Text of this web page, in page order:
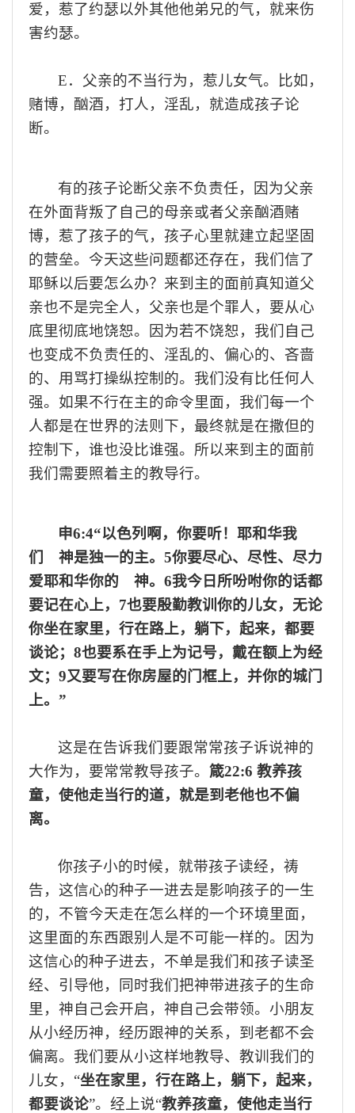
爱，惹了约瑟以外其他他弟兄的气，就来伤
害约瑟。
E．父亲的不当行为，惹儿女气。比如，
赌博，酗酒，打人，淫乱，就造成孩子论
断。
有的孩子论断父亲不负责任，因为父亲
在外面背叛了自己的母亲或者父亲酗酒赌
博，惹了孩子的气， 孩子心里就建立起坚固
的营垒。 今天这些问题都还存在， 我们信了
耶稣以后要怎么办？来到主的面前真知道父
亲也不是完全人，父亲也是个罪人，要从心
底里彻底地饶恕。 因为若不饶恕 ，我们自己
也变成不负责任的、 淫乱的、 偏心的、 吝啬
的、 用骂打操纵控制的。我们没有比任何人
强。 如果不行在主的命令里面， 我们每一个
人都是在世界的法则下，最终就是在撒但的
控制下，谁也没比谁强。 所以来到 主的面前
我们需要照着主的教导行。
申6:4“以色列啊，你要听！耶和华我
们 神是独一的主。5你要尽心、尽性、尽力
爱耶和华你的 神。6我今日所吩咐你的话都
要记在心上，7也要殷勤教训你的儿女，无论
你坐在家里，行在路上，躺下，起来，都要
谈论；8也要系在手上为记号，戴在额上为经
文；9又要写在你房屋的门框上，并你的城门
上。”
这是在告诉我们要跟常常孩子诉说神的
大作为 ， 要常常教导孩子。 箴22:6 教养孩
童，使他走当行的道，就是到老他也不偏
离。
你孩子小的时候，就带孩子读经，祷
告， 这信心的种子一进去是影响孩子的一生
的，不管今天走在怎么样的一个环境里面，
这里面的东西跟别人是不可能一样的。
因为
这信心的种子进去， 不单是我们和孩子读圣
经、 引导他， 同时我们把神带进孩子的生命
里 ，神自己会开启 ， 神自己会带领。小朋友
从小经历神， 经历跟神的关系，到老都不会
偏离。我们要从小这样地教导、 教训 我们的
儿女， “坐在家里，行在路上，躺下，起来，
都要谈论”。 经 上说“教养孩童，使他走当行